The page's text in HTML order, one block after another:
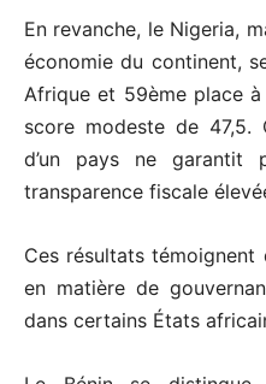
En revanche, le Nigeria,
économie du continent,
Afrique et 59ème place à
score modeste de
d’un pays ne garantit
transparence fiscale
Ces résultats témoignent
en matière de
dans certains États